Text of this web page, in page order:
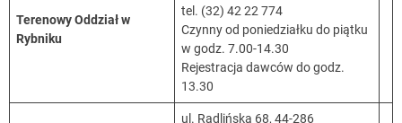
Terenowy Oddział w
Rybniku
tel. (32) 42 22 774
Czynny od poniedziałku do piątku
w godz. 7.00-14.30
Rejestracja dawców do godz.
13.30
ul. Radlińska 68, 44-286